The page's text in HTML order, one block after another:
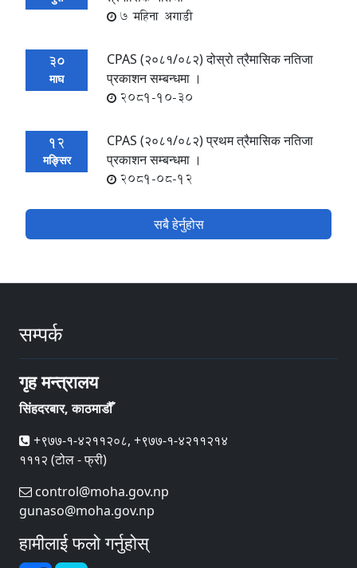
7 महिना अगाडी
30
माघ
CPAS (२०८१/०८२) दोस्रो त्रैमासिक नतिजा
प्रकाशन सम्बन्धमा ।
2081-10-30
12
मङ्सिर
CPAS (२०८१/०८२) प्रथम त्रैमासिक नतिजा
प्रकाशन सम्बन्धमा ।
2081-08-12
सबै हेर्नुहोस
सम्पर्क
गृह मन्त्रालय
सिंहदरबार, काठमाडौँ
+९७७-१-४२११२०८, +९७७-१-४२११२१४
१११२ (टोल - फ्री)
control@moha.gov.np
gunaso@moha.gov.np
हामीलाई फलो गर्नुहोस्